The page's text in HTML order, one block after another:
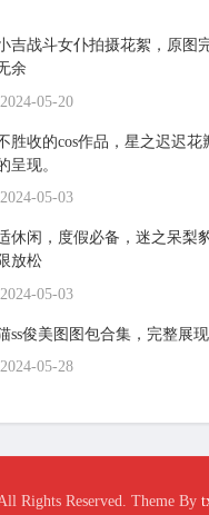
吉战斗女仆拍摄花絮，原图
余
2024-05-20
胜收的cos作品，星之迟迟花
呈现。
2024-05-03
休闲，度假必备，迷之呆梨
放松
2024-05-03
ss俊美图图包合集，完整展
2024-05-28
Rights Reserved. Theme By